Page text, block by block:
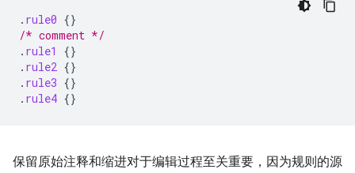
. rule0 {}
/* comment */
. rule1
{}
. rule2 {}
. rule3 {}
. rule4 {}
保留原始注释和缩进对于编辑过程至关重要，因为规则的源